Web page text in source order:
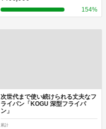
154%
次世代まで使い続けられる丈夫なフ
ライパン「KOGU 深型フライパ
ン」
累計